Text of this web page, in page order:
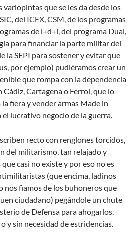
variopintas que se les da desde los
del ICEX, CSM, de los programas
de i+d+i, del programa Dual,
para financiar la parte militar del
la SEPI para sostener y evitar que
por ejemplo) pudiéramos crear un
que rompa con la dependencia
Cartagena o Ferrol, que lo
fiera y vender armas Made in
el lucrativo negocio de la guerra.
recto con renglones torcidos,
del militarismo, tan relajado y
casi no existe y por eso no es
(que encima, ladinos
nos fiamos de los buhoneros que
ciudadano) pegándole un chute
de Defensa para ahogarlos,
y sin necesidad de estridencias.